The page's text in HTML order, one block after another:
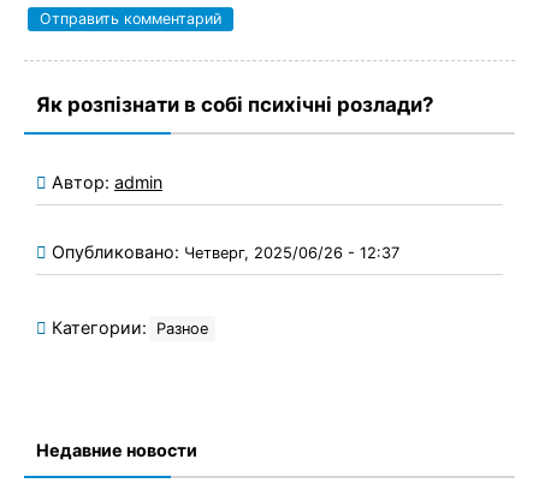
Як розпізнати в собі психічні розлади?
Автор: admin
Опубликовано: Четверг, 2025/06/26 - 12:37
Категории: Разное
Недавние новости